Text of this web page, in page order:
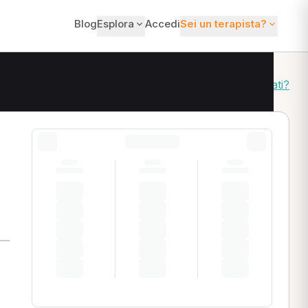
BlogEsplora AccediSei un terapista?
Come ordiniamo i risultati?